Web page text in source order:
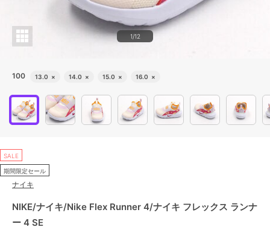
1/12
100 13.0 × 14.0 × 15.0 × 16.0 ×
SALE
期間限定セール
ナイキ
NIKE/ナイキ/Nike Flex Runner 4/ナイキ フレックス ランナ
ー 4 SE